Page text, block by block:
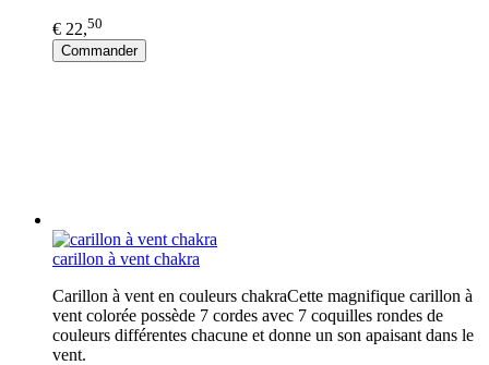
€ 22,50
Commander
carillon à vent chakra
Carillon à vent en couleurs chakraCette magnifique carillon à
vent colorée possède 7 cordes avec 7 coquilles rondes de
couleurs différentes chacune et donne un son apaisant dans le
vent.